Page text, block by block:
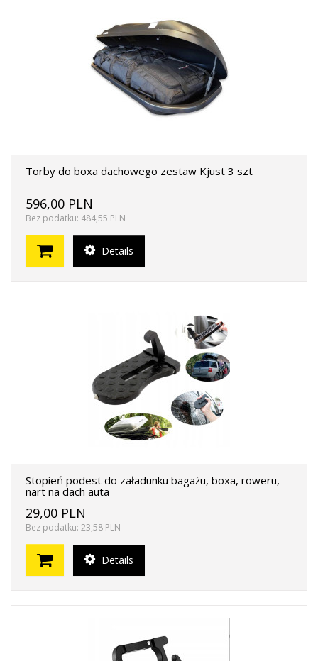
Torby do boxa dachowego zestaw Kjust 3 szt
596,00 PLN
Bez podatku: 484,55 PLN
Details
Stopień podest do załadunku bagażu, boxa, roweru,
nart na dach auta
29,00 PLN
Bez podatku: 23,58 PLN
Details